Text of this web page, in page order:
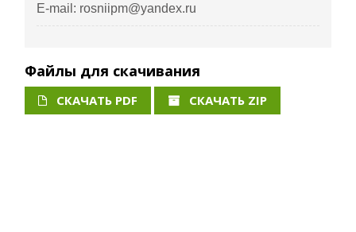
E-mail: rosniipm@yandex.ru
Файлы для скачивания
СКАЧАТЬ PDF СКАЧАТЬ ZIP